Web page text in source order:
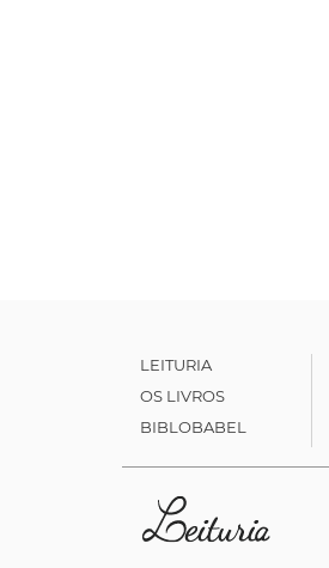
LEITURIA
OS LIVROS
BIBLOBABEL